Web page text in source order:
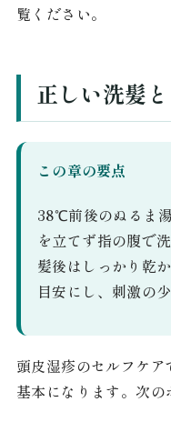
覧ください。
正しい洗髪
この章の要点
38℃前後のぬるま
を立てず指の腹で
髪後はしっかり乾
目安にし、刺激の
頭皮湿疹のセルフケ
基本になります。次の